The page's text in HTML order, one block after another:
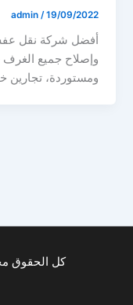
admin /19/09/2022
أفضل شركة نقل
وإصلاح جميع الغرف
ومستوردة، تجارين
كل الحقوق محفوظة ©